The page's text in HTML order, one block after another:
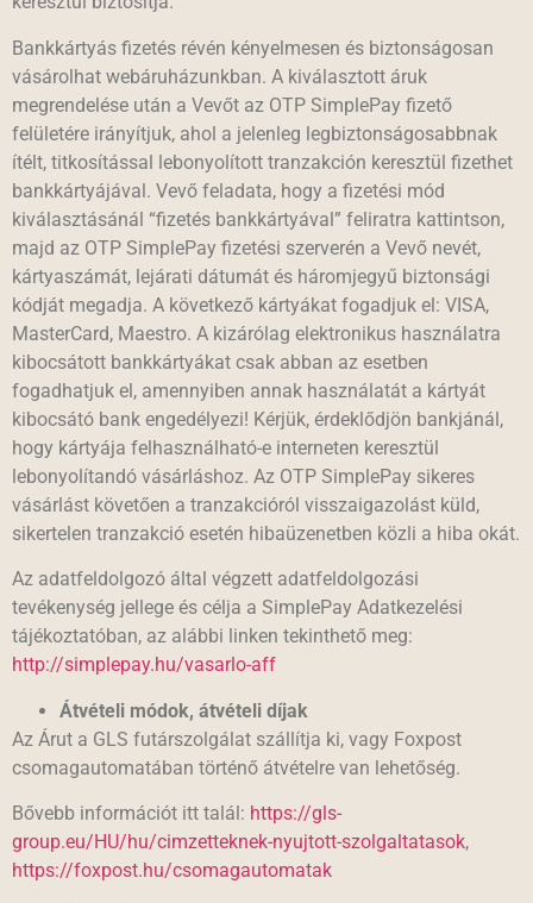
Bankkártyás fizetés révén kényelmesen és biztonságosan
vásárolhat webáruházunkban. A kiválasztott áruk
megrendelése után a Vevőt az OTP SimplePay fizető
felületére irányítjuk, ahol a jelenleg legbiztonságosabbnak
ítélt, titkosítással lebonyolított tranzakción keresztül fizethet
bankkártyájával. Vevő feladata, hogy a fizetési mód
kiválasztásánál “fizetés bankkártyával” feliratra kattintson,
majd az OTP SimplePay fizetési szerverén a Vevő nevét,
kártyaszámát, lejárati dátumát és háromjegyű biztonsági
kódját megadja. A következő kártyákat fogadjuk el: VISA,
MasterCard, Maestro. A kizárólag elektronikus használatra
kibocsátott bankkártyákat csak abban az esetben
fogadhatjuk el, amennyiben annak használatát a kártyát
kibocsátó bank engedélyezi! Kérjük, érdeklődjön bankjánál,
hogy kártyája felhasználható-e interneten keresztül
lebonyolítandó vásárláshoz. Az OTP SimplePay sikeres
vásárlást követően a tranzakcióról visszaigazolást küld,
sikertelen tranzakció esetén hibaüzenetben közli a hiba okát.
Az adatfeldolgozó által végzett adatfeldolgozási
tevékenység jellege és célja a SimplePay Adatkezelési
tájékoztatóban, az alábbi linken tekinthető meg:
http://simplepay.hu/vasarlo-aff
Átvételi módok, átvételi díjak
Az Árut a GLS futárszolgálat szállítja ki, vagy Foxpost
csomagautomatában történő átvételre van lehetőség.
Bővebb információt itt talál: https://gls-
group.eu/HU/hu/cimzetteknek-nyujtott-szolgaltatasok,
https://foxpost.hu/csomagautomatak